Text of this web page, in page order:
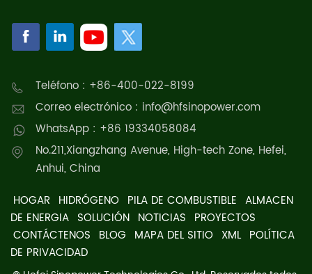
Teléfono : +86-400-022-8199
Correo electrónico : info@hfsinopower.com
WhatsApp : +86 19334058084
No.211,Xiangzhang Avenue, High-tech Zone, Hefei,
Anhui, China
HOGAR HIDRÓGENO PILA DE COMBUSTIBLE ALMACEN
DE ENERGIA SOLUCIÓN NOTICIAS PROYECTOS
CONTÁCTENOS BLOG MAPA DEL SITIO XML POLÍTICA
DE PRIVACIDAD